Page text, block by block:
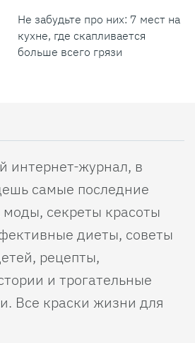
Не забудьте про них: 7 мест на
кухне, где скапливается
больше всего грязи
интернет-журнал, в
самые последние
секреты красоты
диеты, советы
рецепты,
и трогательные
Все краски жизни для